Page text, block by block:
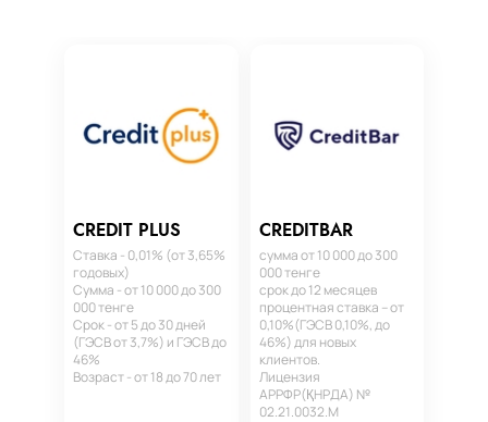
CREDIT PLUS
Ставка - 0,01% (от 3,65%
годовых)
Сумма - от 10 000 до 300
000 тенге
Срок - от 5 до 30 дней
(ГЭСВ от 3,7%) и ГЭСВ до
46%
Возраст - от 18 до 70 лет
CREDITBAR
сумма от 10 000 до 300
000 тенге
срок до 12 месяцев
процентная ставка – от
0,10%(ГЭСВ 0,10%, до
46%) для новых
клиентов.
Лицензия
АРРФР(ҚНРДА) №
02.21.0032.М